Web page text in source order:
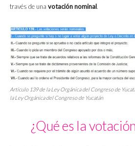
través de una votación nominal.
Artículo 139 de la Ley Orgánica del Congreso de
la Ley Orgánica del Congreso de Yucatán
¿Qué es la